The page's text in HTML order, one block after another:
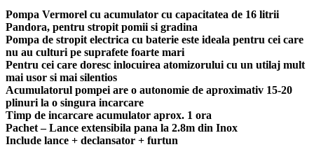
Pompa Vermorel cu acumulator cu capacitatea de 16 litrii
Pandora, pentru stropit pomii si gradina
Pompa de stropit electrica cu baterie este ideala pentru cei care
nu au culturi pe suprafete foarte mari
Pentru cei care doresc inlocuirea atomizorului cu un utilaj mult
mai usor si mai silentios
Acumulatorul pompei are o autonomie de aproximativ 15-20
plinuri la o singura incarcare
Timp de incarcare acumulator aprox. 1 ora
Pachet – Lance extensibila pana la 2.8m din Inox
Include lance + declansator + furtun